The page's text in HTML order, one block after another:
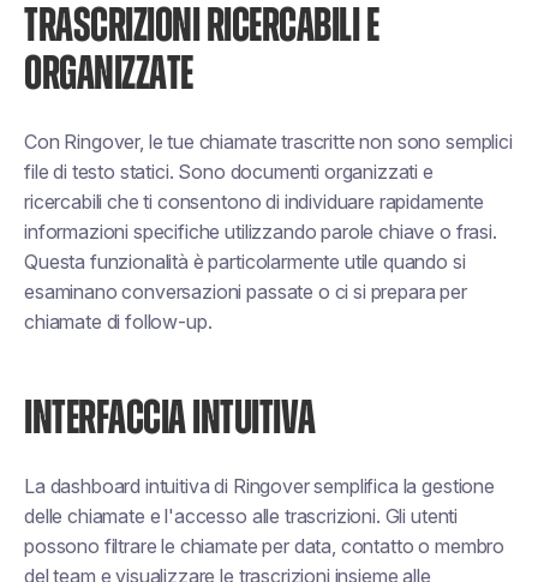
TRASCRIZIONI RICERCABILI E
ORGANIZZATE
Con Ringover, le tue chiamate trascritte non sono semplici
file di testo statici. Sono documenti organizzati e
ricercabili che ti consentono di individuare rapidamente
informazioni specifiche utilizzando parole chiave o frasi.
Questa funzionalità è particolarmente utile quando si
esaminano conversazioni passate o ci si prepara per
chiamate di follow-up.
INTERFACCIA INTUITIVA
La dashboard intuitiva di Ringover semplifica la gestione
delle chiamate e l'accesso alle trascrizioni. Gli utenti
possono filtrare le chiamate per data, contatto o membro
del team e visualizzare le trascrizioni insieme alle